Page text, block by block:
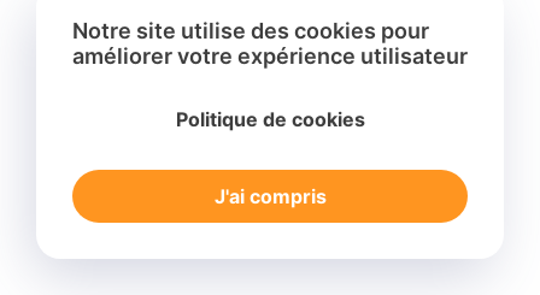
droits, licences, brevets, dessins et
modèles, droit d’auteur, questions
résolution de litiges liés aux noms de
Notre site utilise des cookies pour
améliorer votre expérience utilisateur
Politique de cookies
J'ai compris